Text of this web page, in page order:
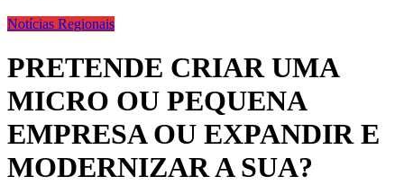
Notícias Regionais
PRETENDE CRIAR UMA
MICRO OU PEQUENA
EMPRESA OU EXPANDIR E
MODERNIZAR A SUA?